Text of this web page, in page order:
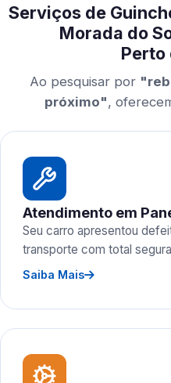
Serviços de
Morada do
Perto
Ao pesquisar por
próximo",
Atendimento em
Seu carro apresentou
transporte com total
Saiba Mais